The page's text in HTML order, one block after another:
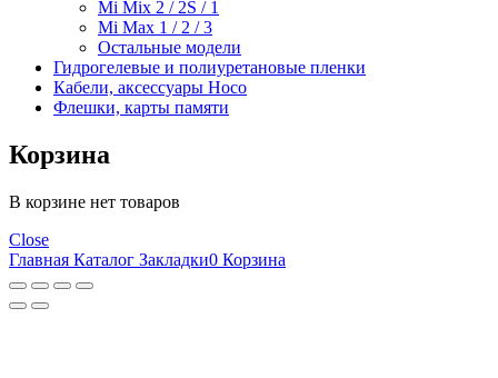
Mi Mix 2 / 2S / 1
Mi Max 1 / 2 / 3
Остальные модели
Гидрогелевые и полиуретановые пленки
Кабели, аксессуары Hoco
Флешки, карты памяти
Корзина
В корзине нет товаров
Close
Главная Каталог Закладки0 Корзина